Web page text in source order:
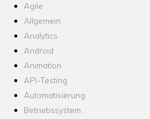
Agile
Allgemein
Analytics
Android
Animation
API-Testing
Automatisierung
Betriebssystem